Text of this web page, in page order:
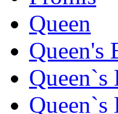
Queen
Queen's
Queen`s